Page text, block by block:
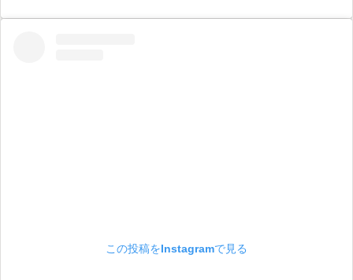
この投稿をInstagramで見る